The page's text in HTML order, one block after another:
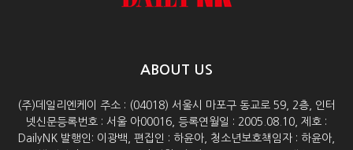
ABOUT US
(주)데일리엔케이 주소 : (04018) 서울시 마포구 동교로 59, 2층, 인터
넷신문등록번호 : 서울 아00016, 등록연월일 : 2005.08.10, 제호 :
DailyNK 발행인: 이광백, 편집인 : 하윤아, 청소년보호책임자 : 하윤아,